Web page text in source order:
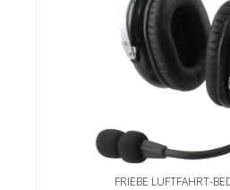
FRIEBE LUFTFAHRT-